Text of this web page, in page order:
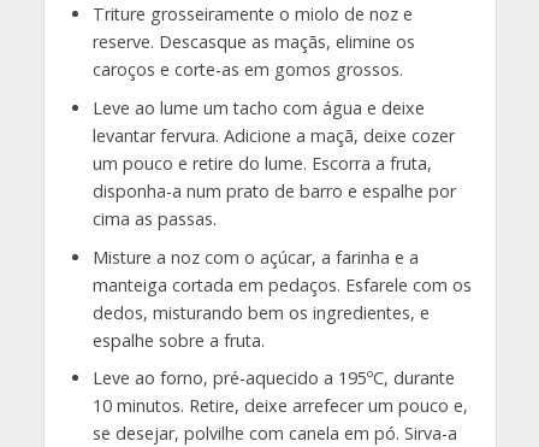
Triture grosseiramente o miolo de noz e
reserve. Descasque as maçãs, elimine os
caroços e corte-as em gomos grossos.
Leve ao lume um tacho com água e deixe
levantar fervura. Adicione a maçã, deixe cozer
um pouco e retire do lume. Escorra a fruta,
disponha-a num prato de barro e espalhe por
cima as passas.
Misture a noz com o açúcar, a farinha e a
manteiga cortada em pedaços. Esfarele com os
dedos, misturando bem os ingredientes, e
espalhe sobre a fruta.
Leve ao forno, pré-aquecido a 195ºC, durante
10 minutos. Retire, deixe arrefecer um pouco e,
se desejar, polvilhe com canela em pó. Sirva-a